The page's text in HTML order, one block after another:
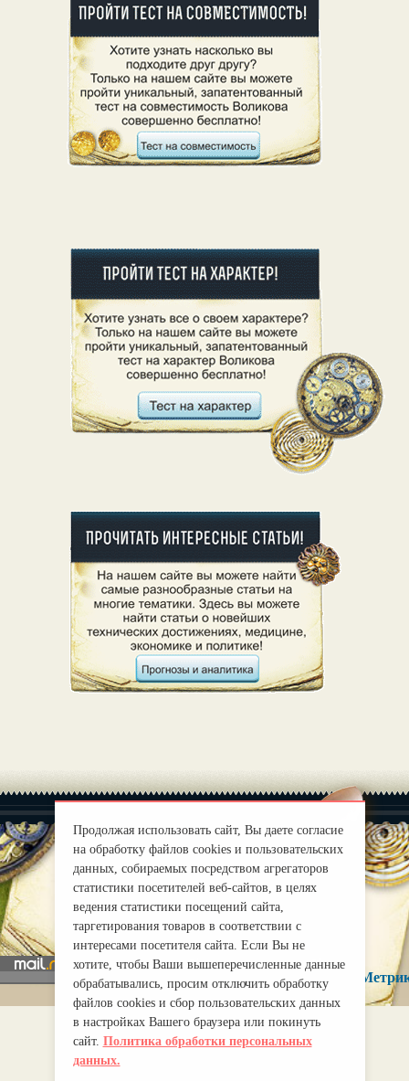
О нас |
Правила
mirprognoz@mail.ru
Продолжая использовать сайт, Вы даете согласие
на обработку файлов cookies и пользовательских
данных, собираемых посредством агрегаторов
статистики посетителей веб-сайтов, в целях
ведения статистики посещений сайта,
таргетирования товаров в соответствии с
интересами посетителя сайта. Если Вы не
хотите, чтобы Ваши вышеперечисленные данные
обрабатывались, просим отключить обработку
файлов cookies и сбор пользовательских данных
в настройках Вашего браузера или покинуть
сайт. Политика обработки персональных
данных.